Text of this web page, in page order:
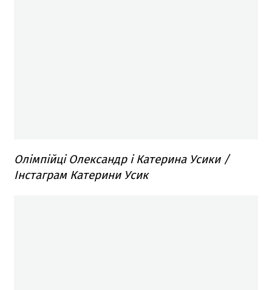
Олімпійці Олександр і Катерина Усики /
Інстаграм Катерини Усик